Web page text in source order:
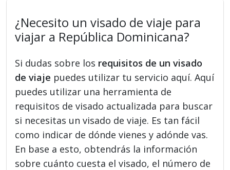
¿Necesito un visado de viaje para
viajar a República Dominicana?
Si dudas sobre los requisitos de un visado
de viaje puedes utilizar tu servicio aquí. Aquí
puedes utilizar una herramienta de
requisitos de visado actualizada para buscar
si necesitas un visado de viaje. Es tan fácil
como indicar de dónde vienes y adónde vas.
En base a esto, obtendrás la información
sobre cuánto cuesta el visado, el número de